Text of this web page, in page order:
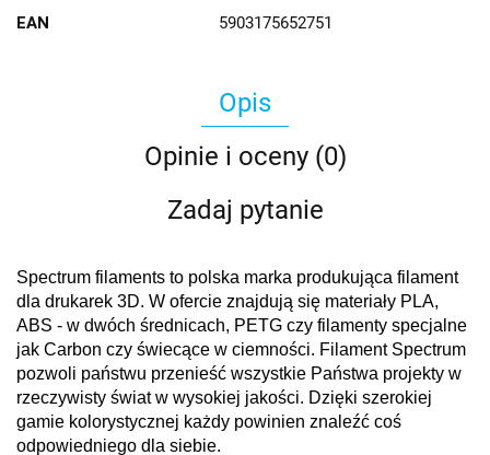
EAN 5903175652751
Opis
Opinie i oceny (0)
Zadaj pytanie
Spectrum filaments to polska marka produkująca filament
dla drukarek 3D. W ofercie znajdują się materiały PLA,
ABS - w dwóch średnicach, PETG czy filamenty specjalne
jak Carbon czy świecące w ciemności. Filament Spectrum
pozwoli państwu przenieść wszystkie Państwa projekty w
rzeczywisty świat w wysokiej jakości. Dzięki szerokiej
gamie kolorystycznej każdy powinien znaleźć coś
odpowiedniego dla siebie.